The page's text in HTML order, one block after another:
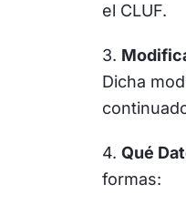
el CLUF.
3.
Dicha
4. Qué
formas: